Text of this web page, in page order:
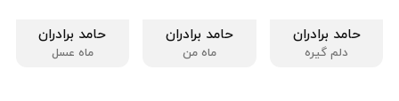
حامد برادران
دلم گیره
حامد برادران
ماه من
حامد برادران
ماه عسل